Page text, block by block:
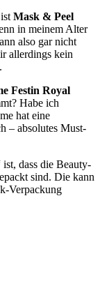
Mask & Peel
in meinem Alter
also gar nicht
allerdings kein
Festin Royal
Habe ich
hat eine
– absolutes Must-
dass die Beauty-
sind. Die kann
Verpackung